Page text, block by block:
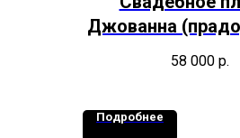
Джованна
Bridal
58 000 р.
Подробнее